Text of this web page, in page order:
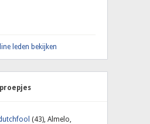
leden bekijken
(43), Almelo,